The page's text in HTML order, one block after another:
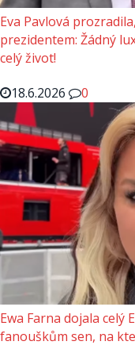
Eva Pavlová
prezidentem: Žádný
celý život!
18.6.2026
0
Ewa Farna dojala celý
fanouškům sen, na